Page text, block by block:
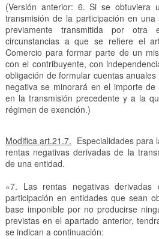
(Versión anterior: 6. Si se obtuviera
transmisión de la participación en
previamente transmitida por otra
circunstancias a que se refiere el
Comercio para formar parte de un
con el contribuyente, con
obligación de formular cuentas
negativa se minorará en el importe
en la transmisión precedente y a la
régimen de exención.)
Modifica art.21.7. Especialidades
rentas negativas derivadas de la
de una entidad.
«7. Las rentas negativas
participación en entidades que sean
base imponible por no producirse
previstas en el apartado anterior,
se indican a continuación: